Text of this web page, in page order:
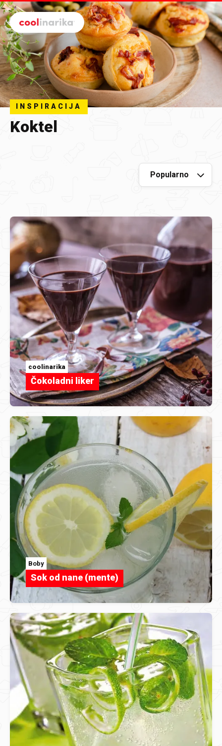
Preskoči na glavni sadržaj
INSPIRACIJA
Koktel
coolinarika
Čokoladni liker
Boby
Sok od nane (mente)